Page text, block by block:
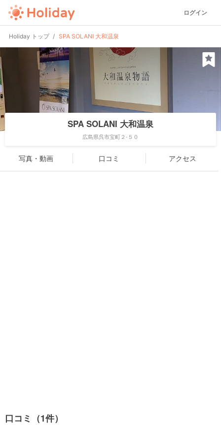
ログイン
Holiday トップ SPA SOLANI 大和温泉
SPA SOLANI 大和温泉
広島県呉市宝町２-５０
写真・動画 口コミ アクセス
口コミ（1件）